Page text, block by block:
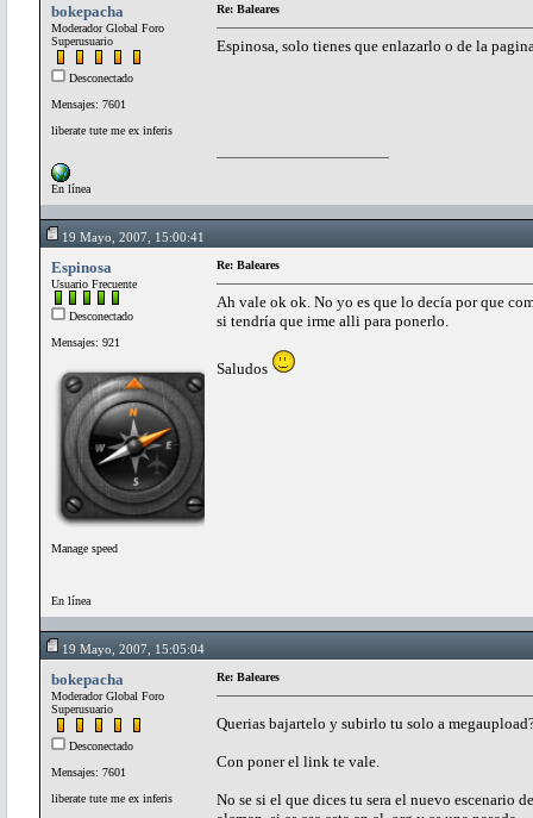
bokepacha
Moderador Global Foro
Superusuario
Desconectado
Mensajes: 7601
liberate tute me ex inferis
En línea
Re: Baleares
Espinosa, solo tienes que enlazarlo o de la
19 Mayo, 2007, 15:00:41
Espinosa
Usuario Frecuente
Desconectado
Mensajes: 921
Manage speed
En línea
Re: Baleares
Ah vale ok ok. No yo es que lo decía por que
si tendría que irme alli para ponerlo.
Saludos
19 Mayo, 2007, 15:05:04
bokepacha
Moderador Global Foro
Superusuario
Desconectado
Mensajes: 7601
liberate tute me ex inferis
Re: Baleares
Querias bajartelo y subirlo tu solo a
Con poner el link te vale.
No se si el que dices tu sera el nuevo escenario